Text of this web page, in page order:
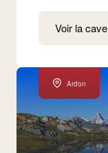
Voir la cave
Ardon